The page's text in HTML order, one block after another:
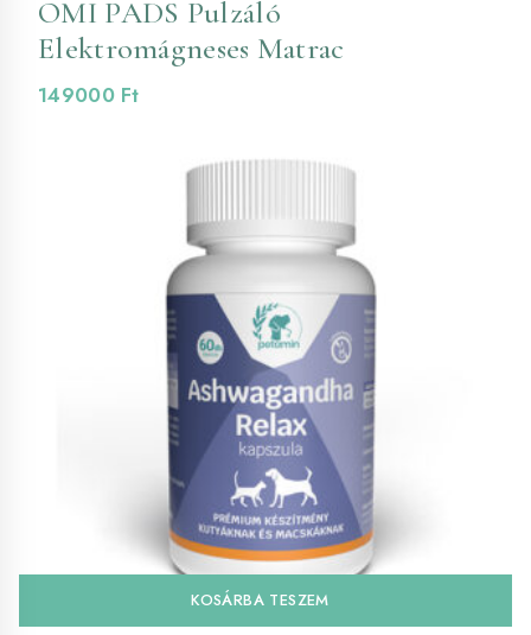
OMI PADS Pulzáló
Elektromágneses Matrac
149000 Ft
KOSÁRBA TESZEM